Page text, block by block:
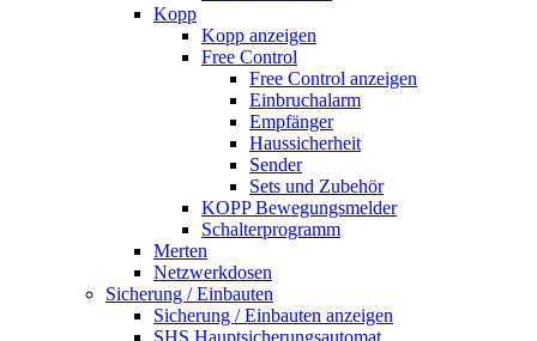
Kopp
Kopp anzeigen
Free Control
Free Control anzeigen
Einbruchalarm
Empfänger
Haussicherheit
Sender
Sets und Zubehör
KOPP Bewegungsmelder
Schalterprogramm
Merten
Netzwerkdosen
Sicherung / Einbauten
Sicherung / Einbauten anzeigen
SHS Hauptsicherungsautomat